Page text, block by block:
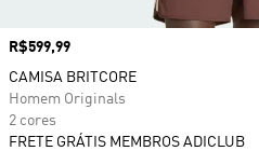
Preço
R$599,99
CAMISA BRITCORE
Homem Originals
2 cores
FRETE GRÁTIS MEMBROS ADICLUB